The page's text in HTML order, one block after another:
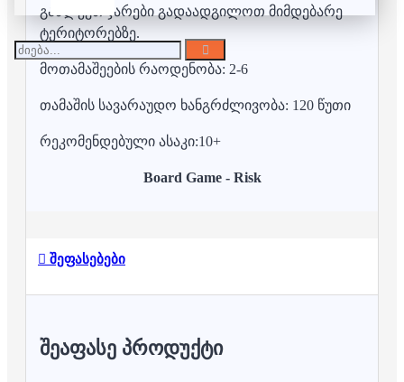
გაძლევთ ჯარები გადაადგილოთ მიმდებარე
ტერიტორებზე.
მოთამაშეების რაოდენობა: 2-6
თამაშის სავარაუდო ხანგრძლივობა: 120 წუთი
რეკომენდებული ასაკი:10+
Board Game - Risk
შეფასებები
ᲨᲔᲐᲤᲐᲡᲔ ᲞᲠᲝᲓᲣᲥᲢᲘ